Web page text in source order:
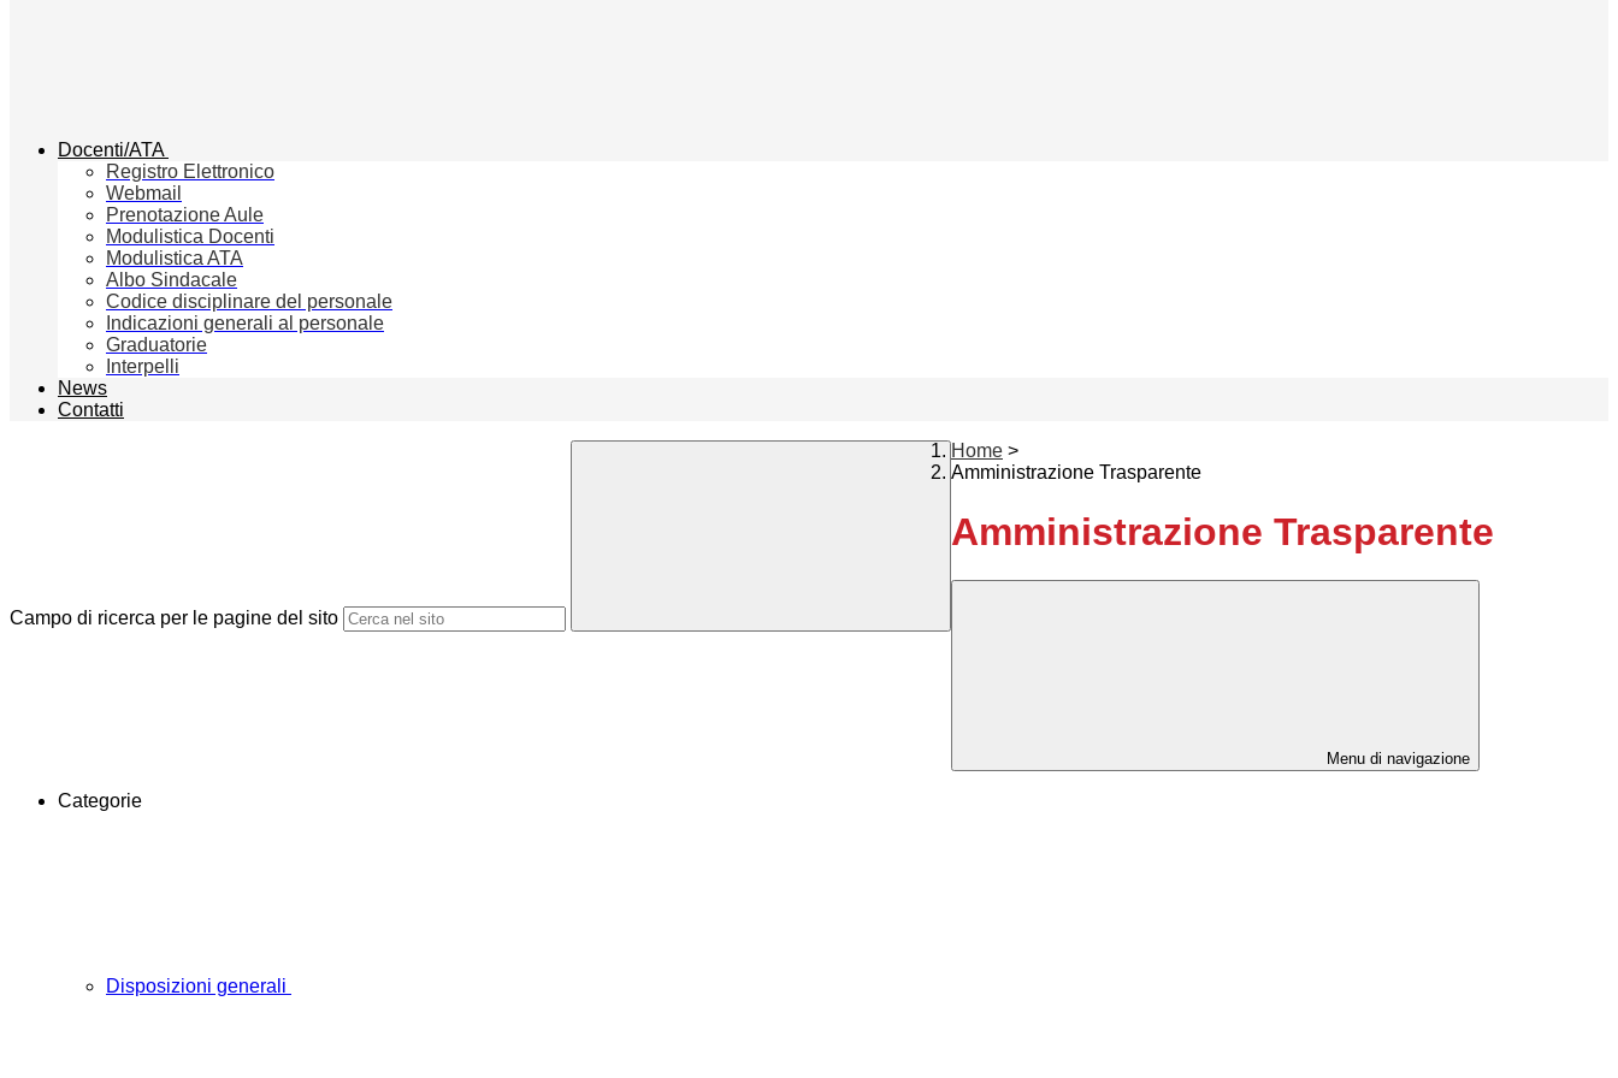
Docenti/ATA
Registro Elettronico
Webmail
Prenotazione Aule
Modulistica Docenti
Modulistica ATA
Albo Sindacale
Codice disciplinare del personale
Indicazioni generali al personale
Graduatorie
Interpelli
News
Contatti
Campo di ricerca per le pagine del sito
Home >
Amministrazione Trasparente
Amministrazione Trasparente
Menu di navigazione
Categorie
Disposizioni generali